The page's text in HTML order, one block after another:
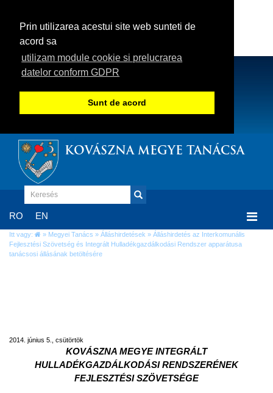
Prin utilizarea acestui site web sunteti de
acord sa
utilizam module cookie si prelucrarea
datelor conform GDPR
Sunt de acord
KOVÁSZNA MEGYE TANÁCSA
RO EN
Itt vagy: » Megyei Tanács » Álláshirdetések » Álláshirdetés az Interkomunális
Fejlesztési Szövetség és Integrált Hulladékgazdálkodási Rendszer apparátusa
tanácsosi állásának betöltésére
2014. június 5., csütörtök
KOVÁSZNA MEGYE INTEGRÁLT
HULLADÉKGAZDÁLKODÁSI RENDSZERÉNEK
FEJLESZTÉSI SZÖVETSÉGE